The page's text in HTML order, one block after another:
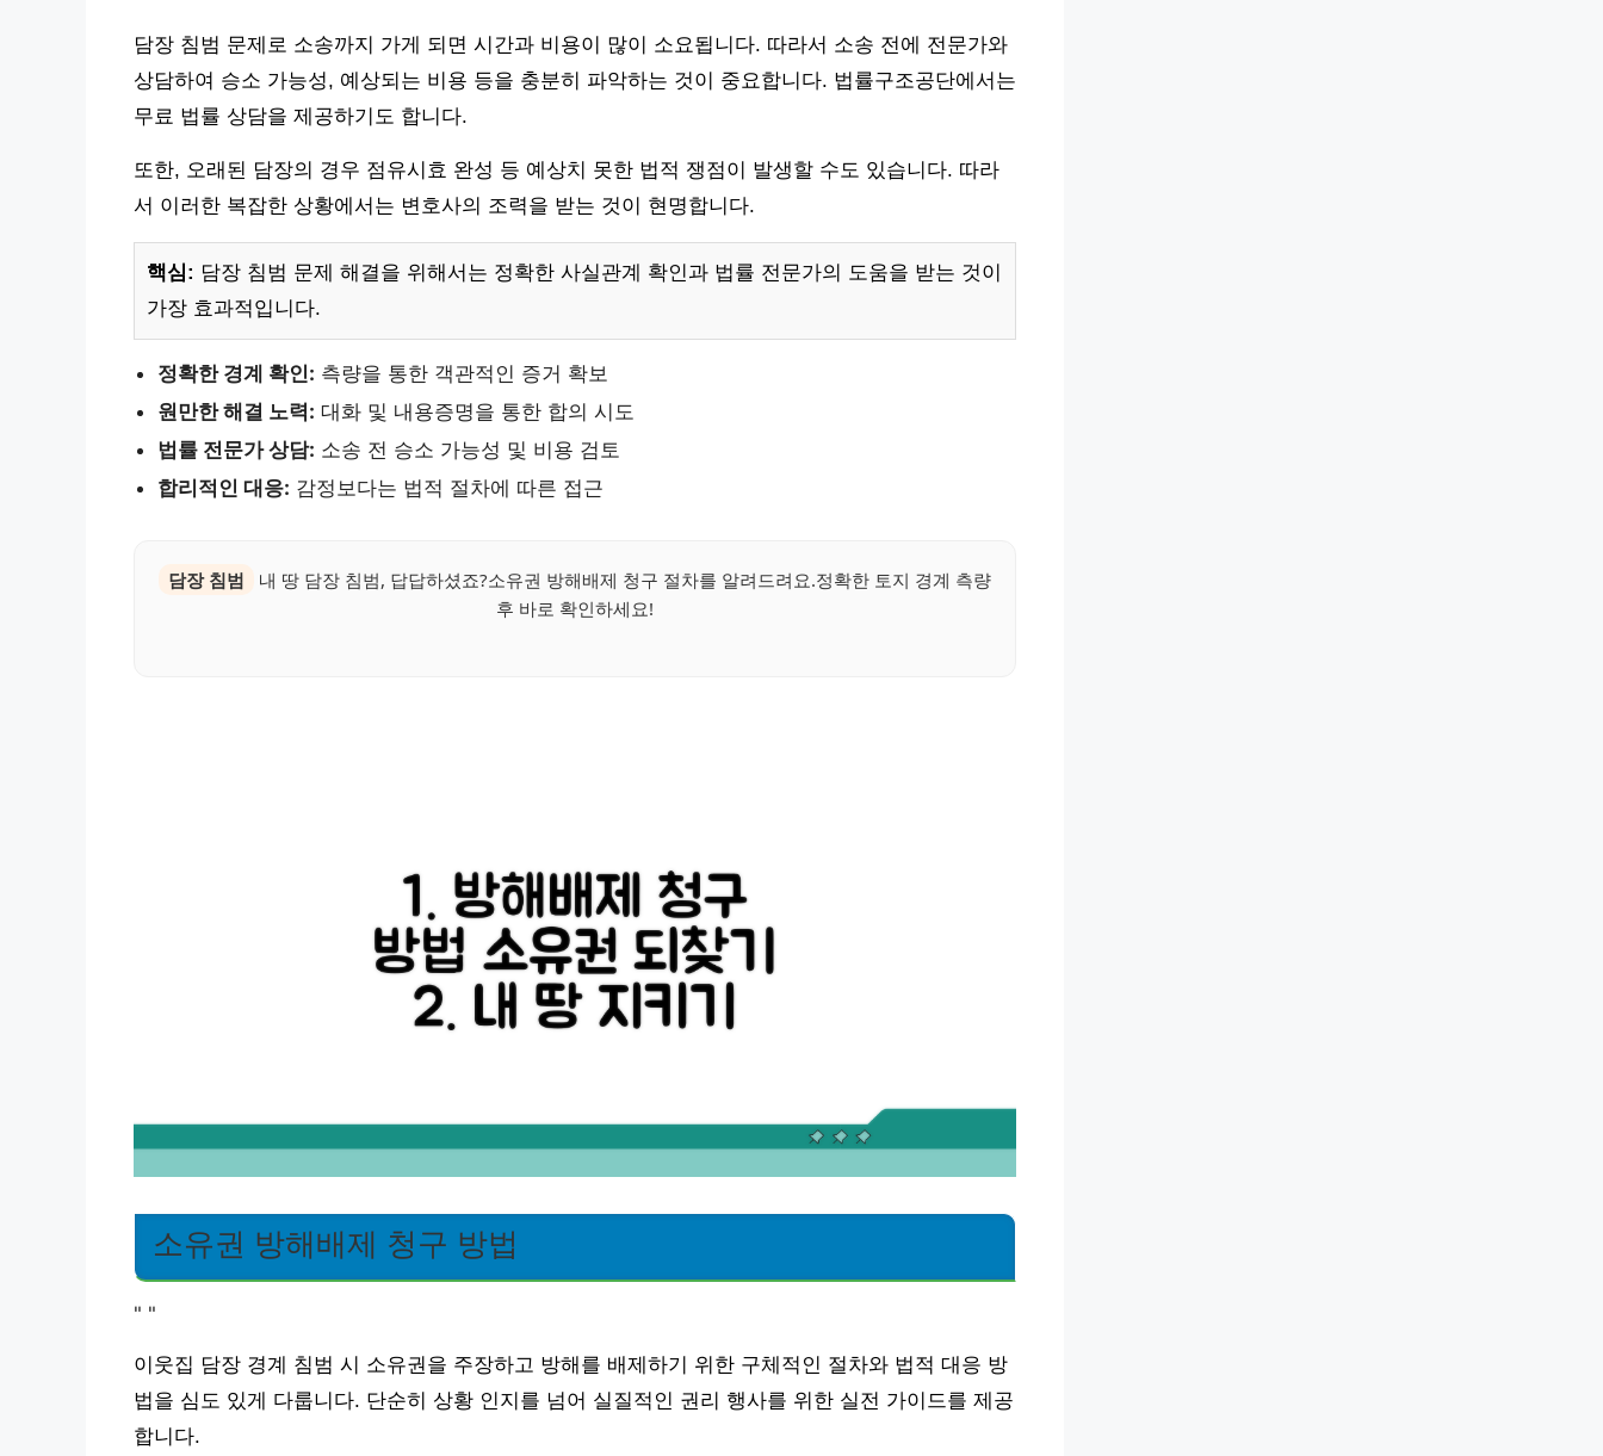
담장 침범 문제로 소송까지 가게 되면 시간과 비용이 많이 소요됩니다. 따라서 소송 전에 전문가와
상담하여 승소 가능성, 예상되는 비용 등을 충분히 파악하는 것이 중요합니다. 법률구조공단에서는
무료 법률 상담을 제공하기도 합니다.
또한, 오래된 담장의 경우 점유시효 완성 등 예상치 못한 법적 쟁점이 발생할 수도 있습니다. 따라
서 이러한 복잡한 상황에서는 변호사의 조력을 받는 것이 현명합니다.
핵심: 담장 침범 문제 해결을 위해서는 정확한 사실관계 확인과 법률 전문가의 도움을 받는 것이
가장 효과적입니다.
정확한 경계 확인: 측량을 통한 객관적인 증거 확보
원만한 해결 노력: 대화 및 내용증명을 통한 합의 시도
법률 전문가 상담: 소송 전 승소 가능성 및 비용 검토
합리적인 대응: 감정보다는 법적 절차에 따른 접근
담장 침범
내 땅 담장 침범, 답답하셨죠?소유권 방해배제 청구 절차를 알려드려요.정확한 토지 경계 측량
후 바로 확인하세요!
소유권 방해배제 청구 방법
" "
이웃집 담장 경계 침범 시 소유권을 주장하고 방해를 배제하기 위한 구체적인 절차와 법적 대응 방
법을 심도 있게 다룹니다. 단순히 상황 인지를 넘어 실질적인 권리 행사를 위한 실전 가이드를 제공
합니다.